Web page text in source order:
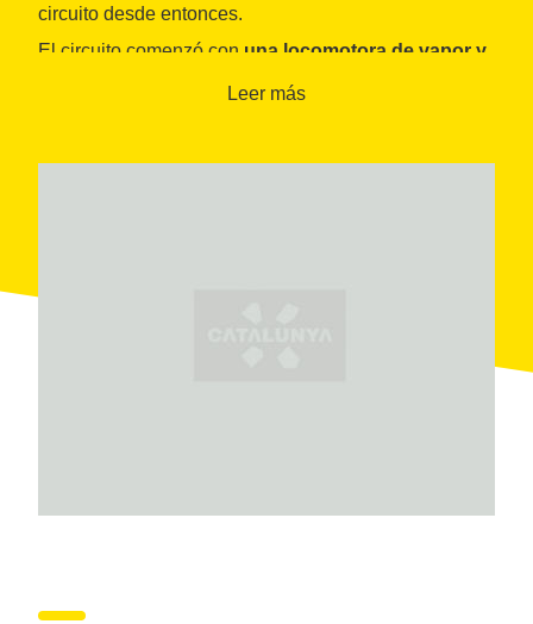
circuito desde entonces.
El circuito comenzó con una locomotora de vapor y
vagones de pasajeros, cubiertos y descubiertos,
Leer más